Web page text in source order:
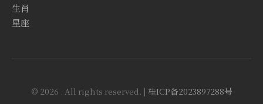
生肖
星座
© 2026 . All rights reserved. | 桂ICP备2023897288号